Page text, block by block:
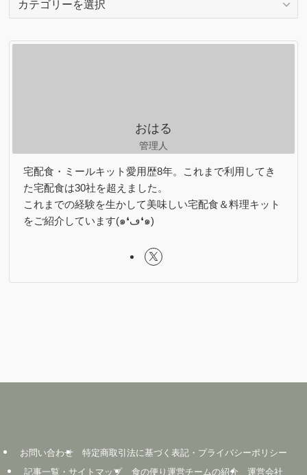
リ
おはる
管理人
宅配食・ミールキット愛用歴8年。これまで利用してき
た宅配食は30社を超えました。
これまでの経験を生かして美味しい宅配食＆料理キット
をご紹介しています(๑❛ڡ❛๑)
お問い合わせ
特定商取引法に基づく表記・プライバシーポリシー
記事一覧・サイトマップ
食の便り運営チームの紹介 運営会社